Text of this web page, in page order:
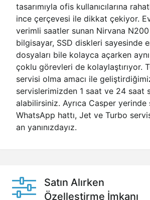
tasarımıyla ofis kullanıcılarına
ince çerçevesi ile dikkat çekiyor.
verimli saatler sunan Nirvana
bilgisayar, SSD diskleri sayesinde
dosyaları bile kolayca açarken
çoklu görevleri de kolaylaştırıyor.
servisi olma amacı ile
servislerimizden 1 saat ve 24 saat
alabilirsiniz. Ayrıca Casper yerinde
WhatsApp hattı, Jet ve Turbo
an yanınızdayız.
Satın Alırken
Özelleştirme İmkanı